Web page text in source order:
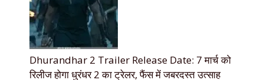
Dhurandhar 2 Trailer Release Date: 7 मार्च को
रिलीज होगा धुरंधर 2 का ट्रेलर, फैंस में जबरदस्त उत्साह